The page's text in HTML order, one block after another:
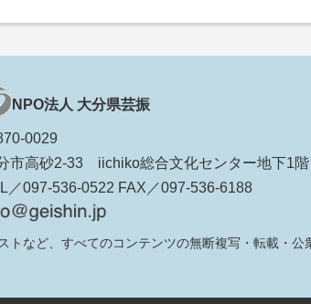
NPO法人 大分県芸振
0029
市高砂2-33 iichiko総合文化センター地下1階
／097-536-0522 FAX／097-536-6188
トなど、すべてのコンテンツの無断複写・転載・公